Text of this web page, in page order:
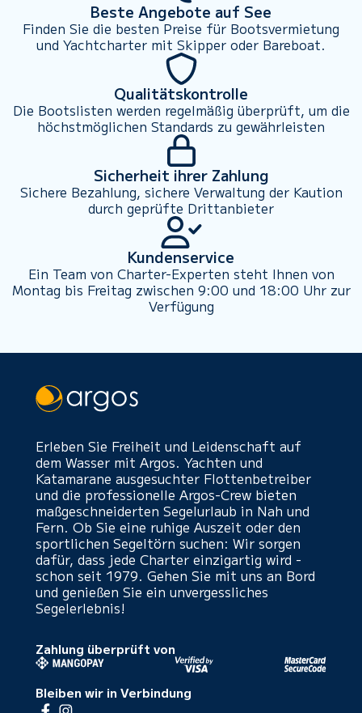
Beste Angebote auf See
Finden Sie die besten Preise für Bootsvermietung
und Yachtcharter mit Skipper oder Bareboat.
Qualitätskontrolle
Die Bootslisten werden regelmäßig überprüft, um die
höchstmöglichen Standards zu gewährleisten
Sicherheit ihrer Zahlung
Sichere Bezahlung, sichere Verwaltung der Kaution
durch geprüfte Drittanbieter
Kundenservice
Ein Team von Charter-Experten steht Ihnen von
Montag bis Freitag zwischen 9:00 und 18:00 Uhr zur
Verfügung
Erleben Sie Freiheit und Leidenschaft auf
dem Wasser mit Argos. Yachten und
Katamarane ausgesuchter Flottenbetreiber
und die professionelle Argos-Crew bieten
maßgeschneiderten Segelurlaub in Nah und
Fern. Ob Sie eine ruhige Auszeit oder den
sportlichen Segeltörn suchen: Wir sorgen
dafür, dass jede Charter einzigartig wird -
schon seit 1979. Gehen Sie mit uns an Bord
und genießen Sie ein unvergessliches
Segelerlebnis!
Zahlung überprüft von
Bleiben wir in Verbindung